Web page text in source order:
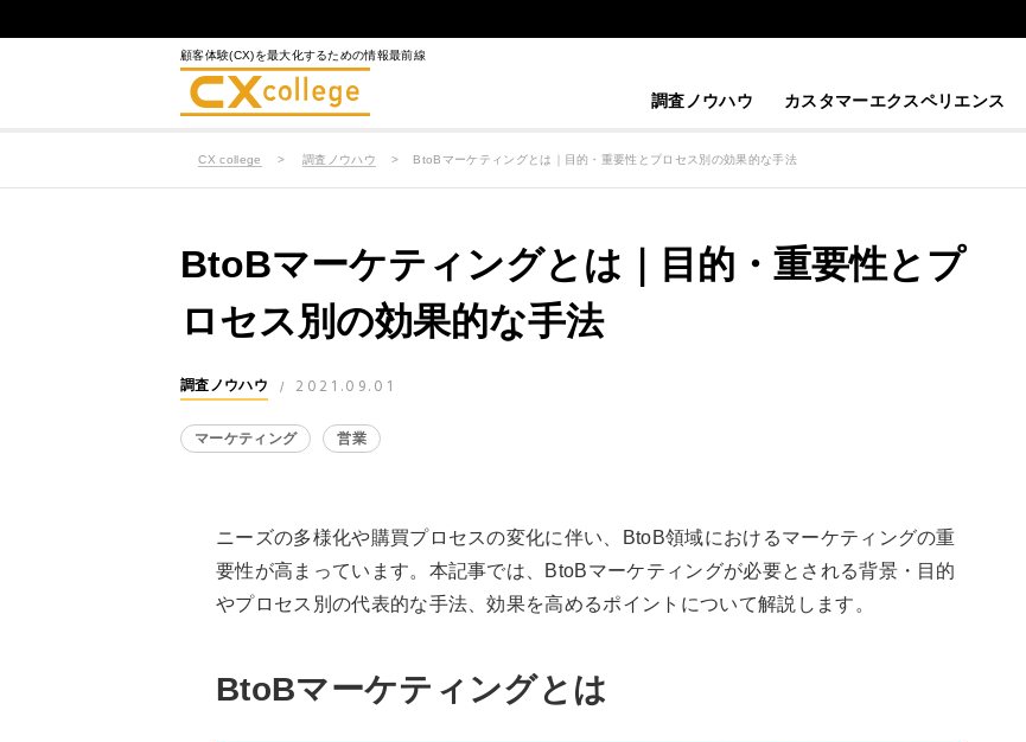
顧客体験(CX)を最大化するための情報最前線
調査ノウハウ カスタマーエクスペリエンス
CX college 調査ノウハウ BtoBマーケティングとは｜目的・重要性とプロセス別の効果的な手法
BtoBマーケティングとは｜目的・重要性とプ
ロセス別の効果的な手法
調査ノウハウ / 2021.09.01
マーケティング 営業
ニーズの多様化や購買プロセスの変化に伴い、BtoB領域におけるマーケティングの重
要性が高まっています。本記事では、BtoBマーケティングが必要とされる背景・目的
やプロセス別の代表的な手法、効果を高めるポイントについて解説します。
BtoBマーケティングとは